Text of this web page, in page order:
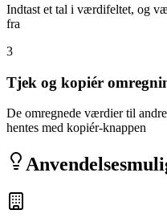
Indtast et tal i værdifeltet, og
fra
3
Tjek og kopiér
De omregnede værdier til
hentes med kopiér-knappen